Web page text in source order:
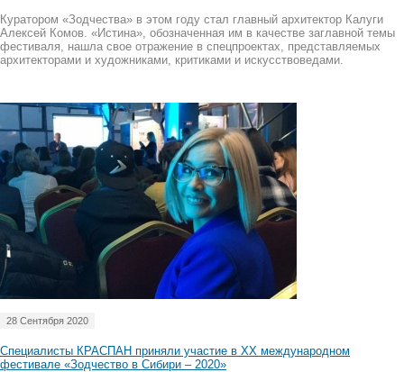
Куратором «Зодчества» в этом году стал главный архитектор Калуги
Алексей Комов. «Истина», обозначенная им в качестве заглавной темы
фестиваля, нашла свое отражение в спецпроектах, представляемых
архитекторами и художниками, критиками и искусствоведами.
28 Сентября 2020
Специалисты КРАСПАН приняли участие в XX международном
фестивале «Зодчество в Сибири – 2020»